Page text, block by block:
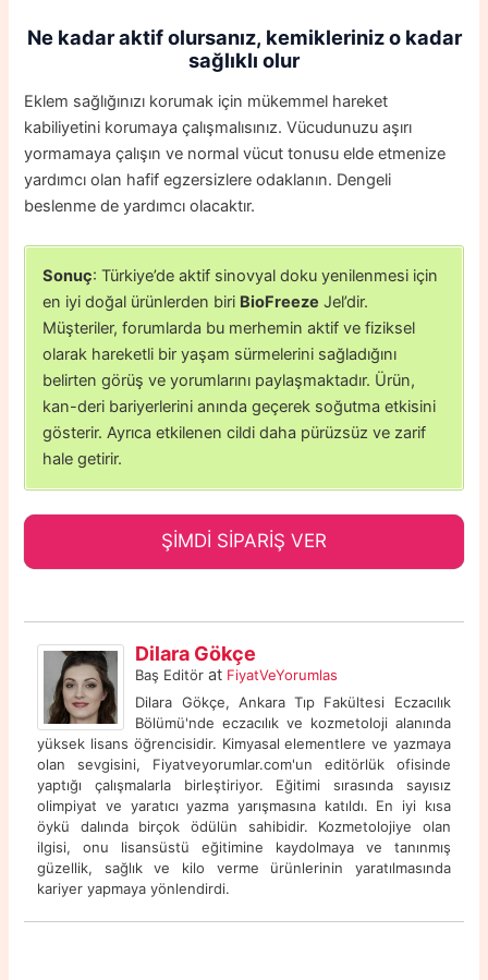
Ne kadar aktif olursanız, kemikleriniz o kadar
sağlıklı olur
Eklem sağlığınızı korumak için mükemmel hareket
kabiliyetini korumaya çalışmalısınız. Vücudunuzu aşırı
yormamaya çalışın ve normal vücut tonusu elde etmenize
yardımcı olan hafif egzersizlere odaklanın. Dengeli
beslenme de yardımcı olacaktır.
Sonuç: Türkiye’de aktif sinovyal doku yenilenmesi için
en iyi doğal ürünlerden biri BioFreeze Jel’dir.
Müşteriler, forumlarda bu merhemin aktif ve fiziksel
olarak hareketli bir yaşam sürmelerini sağladığını
belirten görüş ve yorumlarını paylaşmaktadır. Ürün,
kan-deri bariyerlerini anında geçerek soğutma etkisini
gösterir. Ayrıca etkilenen cildi daha pürüzsüz ve zarif
hale getirir.
ŞİMDİ SİPARİŞ VER
Dilara Gökçe
Baş Editör at FiyatVeYorumlas
Dilara Gökçe, Ankara Tıp Fakültesi Eczacılık
Bölümü'nde eczacılık ve kozmetoloji alanında
yüksek lisans öğrencisidir. Kimyasal elementlere ve yazmaya
olan sevgisini, Fiyatveyorumlar.com'un editörlük ofisinde
yaptığı çalışmalarla birleştiriyor. Eğitimi sırasında sayısız
olimpiyat ve yaratıcı yazma yarışmasına katıldı. En iyi kısa
öykü dalında birçok ödülün sahibidir. Kozmetolojiye olan
ilgisi, onu lisansüstü eğitimine kaydolmaya ve tanınmış
güzellik, sağlık ve kilo verme ürünlerinin yaratılmasında
kariyer yapmaya yönlendirdi.